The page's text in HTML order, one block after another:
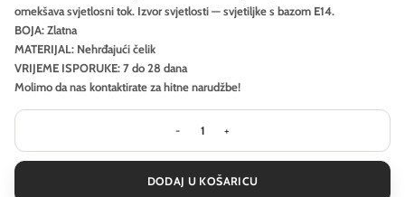
omekšava svjetlosni tok. Izvor svjetlosti — svjetiljke s bazom E14.
BOJA: Zlatna
MATERIJAL: Nehrđajući čelik
VRIJEME ISPORUKE: 7 do 28 dana
Molimo da nas kontaktirate za hitne narudžbe!
Stolna lampa Maytoni Impressive -
DODAJ U KOŠARICU